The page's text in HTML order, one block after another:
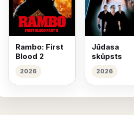
Rambo: First
Blood 2
2026
Jūdasa
skūpsts
2026